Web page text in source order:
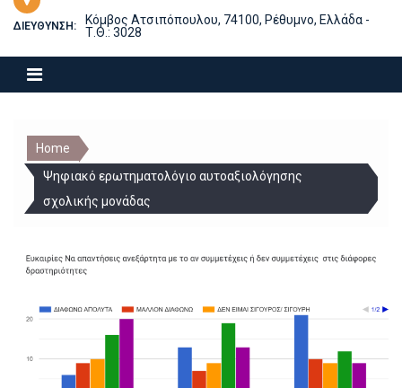
ΔΙΕΎΘΥΝΣΗ:
Κόμβος Ατσιπόπουλου, 74100, Ρέθυμνο, Ελλάδα -
Τ.Θ.: 3028
Home
Ψηφιακό ερωτηματολόγιο αυτοαξιολόγησης
σχολικής μονάδας